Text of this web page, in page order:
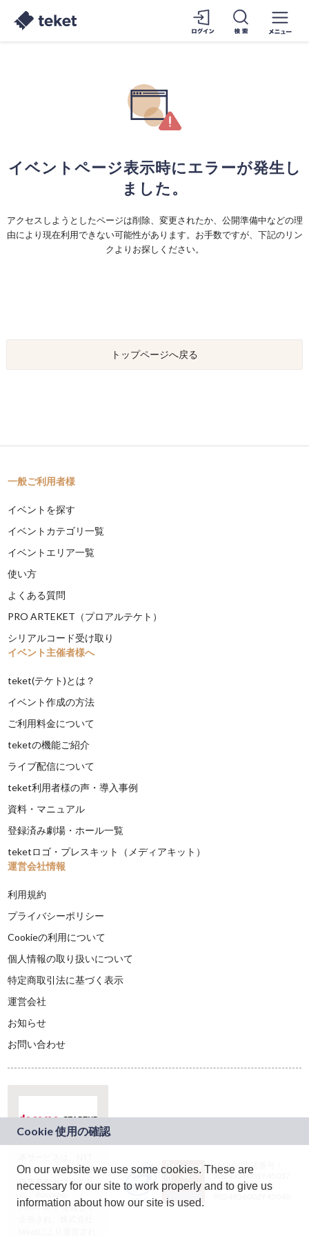
イベントページ表示時にエラーが発生し
ました。
アクセスしようとしたページは削除、変更されたか、公開準備中などの理
由により現在利用できない可能性があります。お手数ですが、下記のリン
クよりお探しください。
トップページへ戻る
一般ご利用者様
イベントを探す
イベントカテゴリ一覧
イベントエリア一覧
使い方
よくある質問
PRO ARTEKET（プロアルテケト）
シリアルコード受け取り
イベント主催者様へ
teket(テケト)とは？
イベント作成の方法
ご利用料金について
teketの機能ご紹介
ライブ配信について
teket利用者様の声・導入事例
資料・マニュアル
登録済み劇場・ホール一覧
teketロゴ・プレスキット（メディアキット）
運営会社情報
利用規約
プライバシーポリシー
Cookieの利用について
個人情報の取り扱いについて
特定商取引法に基づく表示
運営会社
お知らせ
お問い合わせ
ドコモグループの新
規事業創出プログラ
ム「docomo
STARTUP」を通じて
JASRAC許諾番号：
9024936001Y45037
JASRAC許諾番号：
On our website we use some cookies. These are
necessary for our site to work properly and to give us
information about how our site is used.